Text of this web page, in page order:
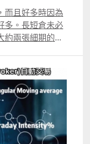
而且好多時因為
多。長短倉未必
兩張細期的本